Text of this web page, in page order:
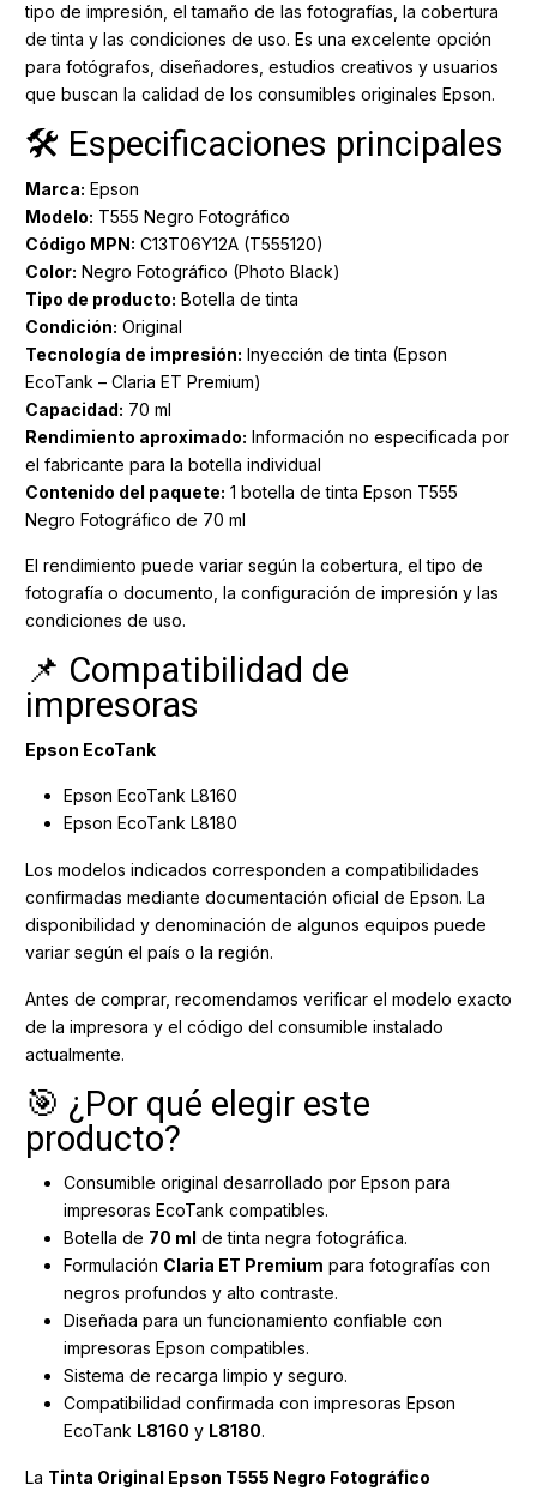
tipo de impresión, el tamaño de las fotografías, la cobertura
de tinta y las condiciones de uso. Es una excelente opción
para fotógrafos, diseñadores, estudios creativos y usuarios
que buscan la calidad de los consumibles originales Epson.
🛠️ Especificaciones principales
Marca: Epson
Modelo: T555 Negro Fotográfico
Código MPN: C13T06Y12A (T555120)
Color: Negro Fotográfico (Photo Black)
Tipo de producto: Botella de tinta
Condición: Original
Tecnología de impresión: Inyección de tinta (Epson
EcoTank – Claria ET Premium)
Capacidad: 70 ml
Rendimiento aproximado: Información no especificada por
el fabricante para la botella individual
Contenido del paquete: 1 botella de tinta Epson T555
Negro Fotográfico de 70 ml
El rendimiento puede variar según la cobertura, el tipo de
fotografía o documento, la configuración de impresión y las
condiciones de uso.
📌 Compatibilidad de
impresoras
Epson EcoTank
Epson EcoTank L8160
Epson EcoTank L8180
Los modelos indicados corresponden a compatibilidades
confirmadas mediante documentación oficial de Epson. La
disponibilidad y denominación de algunos equipos puede
variar según el país o la región.
Antes de comprar, recomendamos verificar el modelo exacto
de la impresora y el código del consumible instalado
actualmente.
🎯 ¿Por qué elegir este
producto?
Consumible original desarrollado por Epson para
impresoras EcoTank compatibles.
Botella de 70 ml de tinta negra fotográfica.
Formulación Claria ET Premium para fotografías con
negros profundos y alto contraste.
Diseñada para un funcionamiento confiable con
impresoras Epson compatibles.
Sistema de recarga limpio y seguro.
Compatibilidad confirmada con impresoras Epson
EcoTank L8160 y L8180.
La Tinta Original Epson T555 Negro Fotográfico